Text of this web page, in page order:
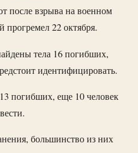
после взрыва на военном
прогремел 22 октября.
тела 16 погибших,
идентифицировать.
погибших, еще 10 человек
большинство из них